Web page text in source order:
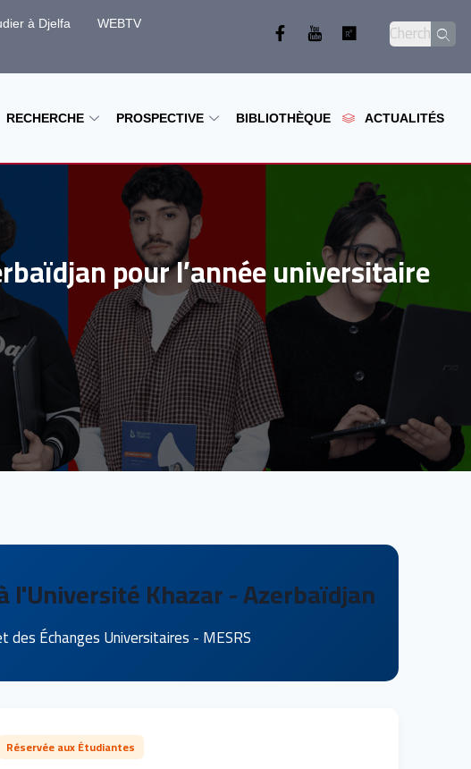
à Djelfa WEBTV
RECHERCHE PROSPECTIVE BIBLIOTHÈQUE ACTUALITÉS
pour l’année universitaire
l'Université Khazar - Azerbaïdjan
des Échanges Universitaires - MESRS
Réservée aux Étudiantes